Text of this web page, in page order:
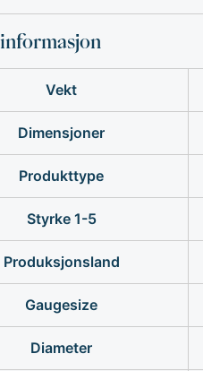
Vekt
Dimensjoner
Produkttype
Styrke 1-5
Produksjonsland
Gaugesize
Diameter